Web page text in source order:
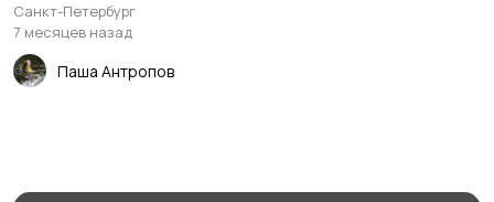
Санкт-Петербург
7 месяцев назад
Паша Антропов